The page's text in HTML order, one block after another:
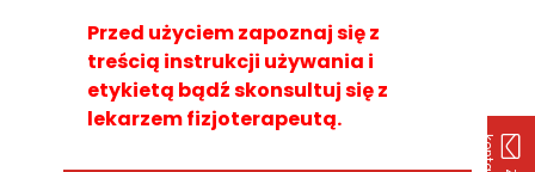
Przed użyciem zapoznaj się z
treścią instrukcji używania i
etykietą bądź skonsultuj się z
lekarzem fizjoterapeutą.